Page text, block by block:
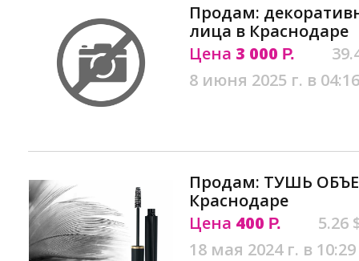
Продам:
лица в Краснодаре
Цена 3 000 Р.
8 июня 2025 г. в 04:16
Продам: ТУШЬ
Краснодаре
Цена 400 Р.
5.26
18 мая 2024 г. в 10:29